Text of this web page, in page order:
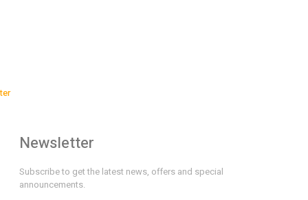
Newsletter
Subscribe to get the latest news, offers and special
announcements.